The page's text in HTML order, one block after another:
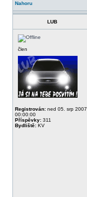
Nahoru
LUB
člen
Registrován: ned 05. srp 2007
00:00:00
Příspěvky: 311
Bydliště: KV